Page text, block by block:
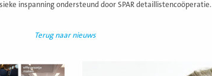
inspanning ondersteund door SPAR detaillistencoöperatie.
Terug naar nieuws